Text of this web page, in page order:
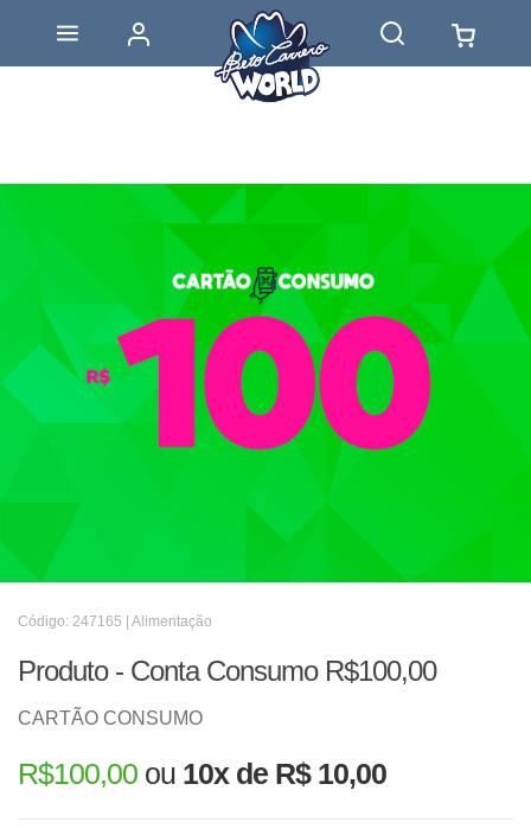
Código: 247165 | Alimentação
Produto - Conta Consumo R$100,00
CARTÃO CONSUMO
R$100,00 ou 10x de R$ 10,00